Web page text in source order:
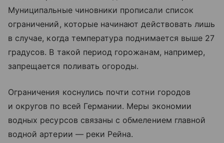
Муниципальные чиновники прописали список
ограничений, которые начинают действовать лишь
в случае, когда температура поднимается выше 27
градусов. В такой период горожанам, например,
запрещается поливать огороды.
Ограничения коснулись почти сотни городов
и округов по всей Германии. Меры экономии
водных ресурсов связаны с обмелением главной
водной артерии — реки Рейна.